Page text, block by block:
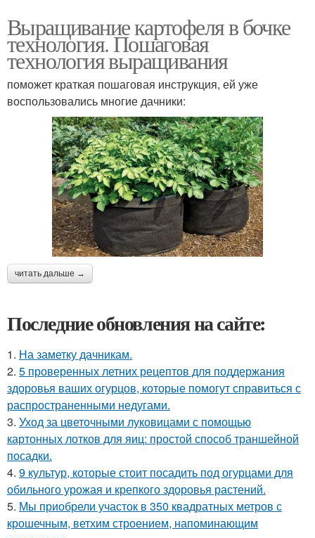
Выращивание картофеля в бочке
технология. Пошаговая
технология выращивания
поможет краткая пошаговая инструкция, ей уже
воспользовались многие дачники:
читать дальше →
Последние обновления на сайте:
1. На заметку дачникам.
2. 5 проверенных летних рецептов для поддержания
здоровья ваших огурцов, которые помогут справиться с
распространенными недугами.
3. Уход за цветочными луковицами с помощью
картонных лотков для яиц: простой способ траншейной
посадки.
4. 9 культур, которые стоит посадить под огурцами для
обильного урожая и крепкого здоровья растений.
5. Мы приобрели участок в 350 квадратных метров с
крошечным, ветхим строением, напоминающим